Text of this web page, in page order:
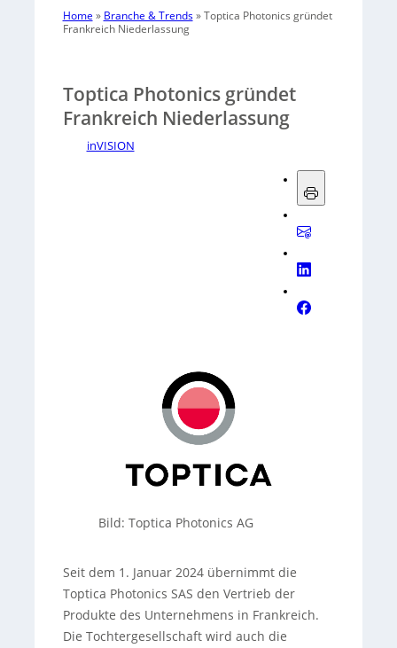
Home » Branche & Trends»Toptica Photonics gründet
Frankreich Niederlassung
Toptica Photonics gründet
Frankreich Niederlassung
inVISION
Bild: Toptica Photonics AG
Seit dem 1. Januar 2024 übernimmt die
Toptica Photonics SAS den Vertrieb der
Produkte des Unternehmens in Frankreich.
Die Tochtergesellschaft wird auch die